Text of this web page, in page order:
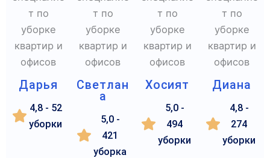
Дарья
4,8 - 52
уборки
Светлан
а
5,0 -
421
уборка
Хосият
5,0 -
494
уборки
Диана
4,8 -
274
уборки